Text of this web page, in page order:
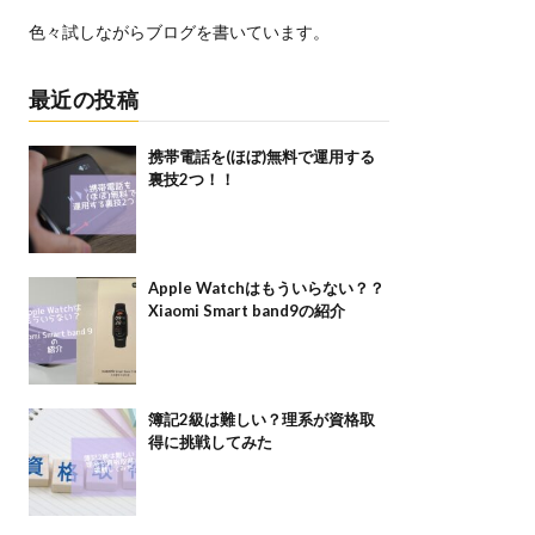
色々試しながらブログを書いています。
最近の投稿
携帯電話を(ほぼ)無料で運用する
裏技2つ！！
Apple Watchはもういらない？？
Xiaomi Smart band9の紹介
簿記2級は難しい？理系が資格取
得に挑戦してみた